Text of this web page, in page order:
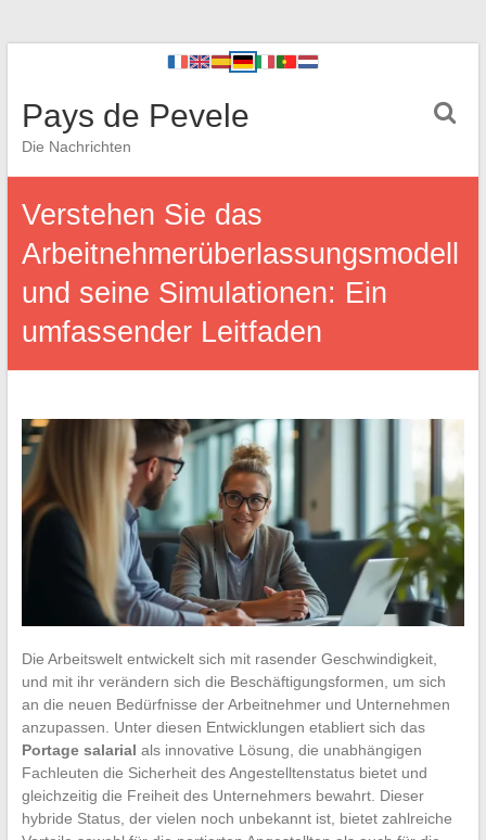
Pays de Pevele
Die Nachrichten
Verstehen Sie das
Arbeitnehmerüberlassungsmodell
und seine Simulationen: Ein
umfassender Leitfaden
Die Arbeitswelt entwickelt sich mit rasender Geschwindigkeit,
und mit ihr verändern sich die Beschäftigungsformen, um sich
an die neuen Bedürfnisse der Arbeitnehmer und Unternehmen
anzupassen. Unter diesen Entwicklungen etabliert sich das
Portage salarial als innovative Lösung, die unabhängigen
Fachleuten die Sicherheit des Angestelltenstatus bietet und
gleichzeitig die Freiheit des Unternehmers bewahrt. Dieser
hybride Status, der vielen noch unbekannt ist, bietet zahlreiche